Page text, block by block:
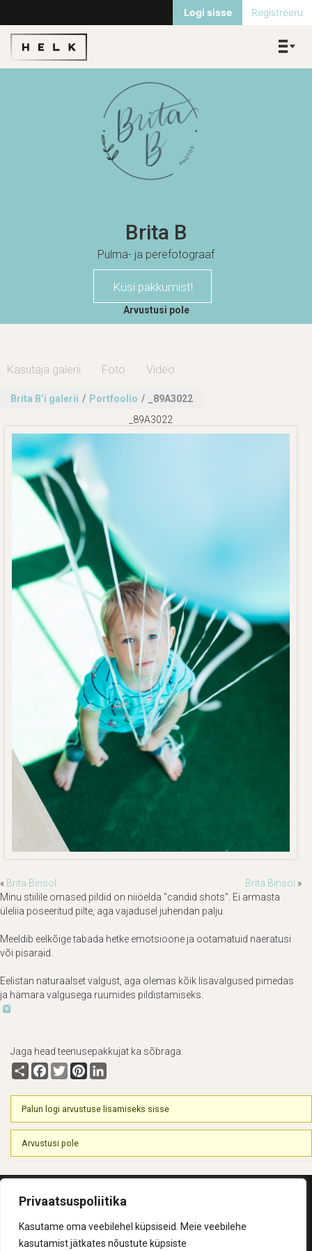
Privaatsuspoliitika
Kasutame oma veebilehel küpsiseid. Meie veebilehe
kasutamist jätkates nõustute küpsiste
Brita B
Pulma- ja perefotograaf
Küsi pakkumist!
Arvustusi pole
Kasutaja galerii Foto Video
Brita B’i galerii / Portfoolio /
_89A3022
_89A3022
« Brita Binsol Brita Binsol »
Minu stiilile omased pildid on niiöelda "candid shots". Ei armasta
üleliia poseeritud pilte, aga vajadusel juhendan palju.
Meeldib eelkõige tabada hetke emotsioone ja ootamatuid naeratusi
või pisaraid.
Eelistan naturaalset valgust, aga olemas kõik lisavalgused pimedas
ja hämara valgusega ruumides pildistamiseks.
Jaga head teenusepakkujat ka sõbraga:
ShareFacebook
TwitterPinterest
Palun logi arvustuse lisamiseks sisse
Arvustusi pole
Kasutustingimused Privaatsuspoliitika
© 2026 Helk
Logi sisse Registreeru